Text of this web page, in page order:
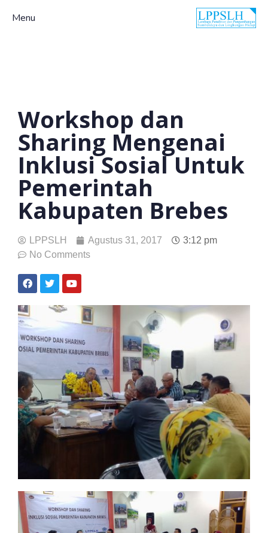
Menu
Workshop dan
Sharing Mengenai
Inklusi Sosial Untuk
Pemerintah
Kabupaten Brebes
LPPSLH Agustus 31, 2017
3:12 pm
No Comments